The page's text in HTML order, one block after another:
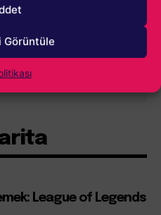
Görüntüle
League of Legends